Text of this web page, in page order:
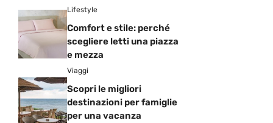
Lifestyle
Comfort e stile: perché
scegliere letti una piazza
e mezza
Viaggi
Scopri le migliori
destinazioni per famiglie
per una vacanza